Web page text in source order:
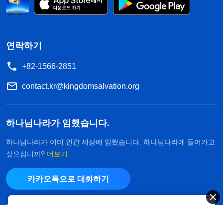
연락하기
+82-1566-2851
contact.kr@kingdomsalvation.org
하나님나라가 임했습니다.
하나님나라가 이미 인간 세상에 임했습니다. 하나님나라에 들어가고
싶으십니까? 더보기
카카오톡으로 대화하기